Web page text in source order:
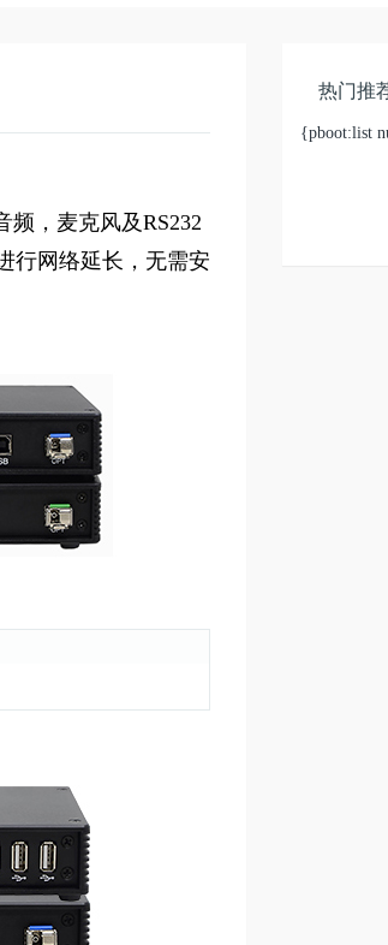
频，麦克风及RS232
行网络延长，无需安
热门推
{pboot:list